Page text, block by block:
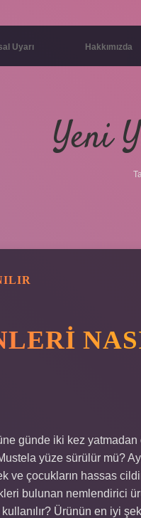
Uyarı Hakkımızda
Yeni
günde iki kez
yüze sürülür mü?
ve çocukların hassas
bulunan nemlendirici
Ürünün en iyi